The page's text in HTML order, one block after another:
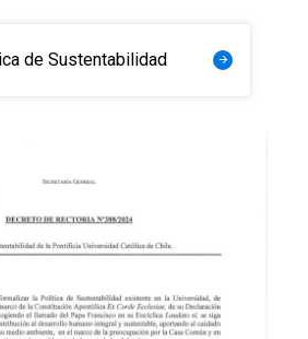
de Sustentabilidad arrow_forward